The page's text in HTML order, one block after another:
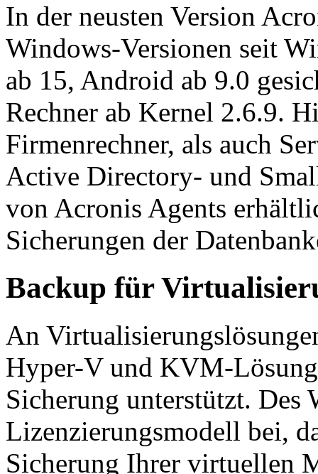
In der neusten Version
Windows-Versionen seit
ab 15, Android ab 9.0
Rechner ab Kernel 2.6.9.
Firmenrechner, als auch
Active Directory- und
von Acronis Agents
Sicherungen der
Backup für
An
Hyper-V und KVM-
Sicherung unterstützt. Des
Lizenzierungsmodell bei,
Sicherung Ihrer virtuellen